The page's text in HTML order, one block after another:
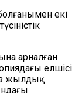
екі
арналған
елшісі
жылдық